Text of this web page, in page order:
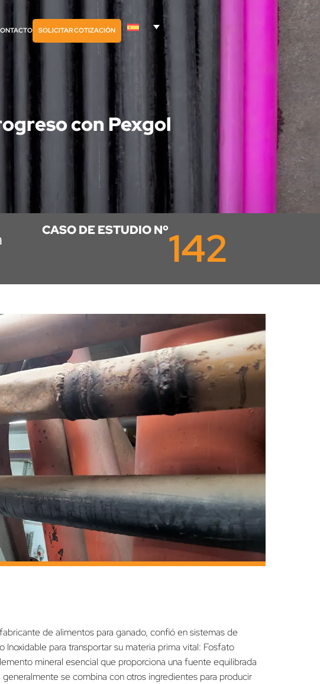
SOLICITAR COTIZACIÓN
con Pexgol
CASO DE ESTUDIO Nº142
de alimentos para ganado, confió en sistemas de
para transportar su materia prima vital: Fosfato
mineral esencial que proporciona una fuente equilibrada
se combina con otros ingredientes para producir